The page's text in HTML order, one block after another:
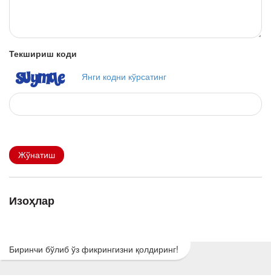
Текшириш коди
Янги кодни кўрсатинг
Жўнатиш
Изоҳлар
Биринчи бўлиб ўз фикрингизни қолдиринг!